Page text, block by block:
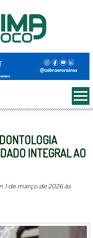
INTEGRAL AO
1 de março de 2026 às